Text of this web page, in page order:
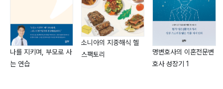
영어로 말한 잠꼬대… 220
온몸으로 느끼고 싶어요… 223
이거 프라이 아니잖아! 안 먹어!… 229
이게 뭐야, 더럽게!… 234
이쁜 짓을 해야… 240
이고숙과 양승봉은 부부 상담사이다.
나를 지키며, 부모로 사
는 연습
소니아의 지중해식 헬
스팩토리
명변호사의 이혼전문변
호사 성장기 1